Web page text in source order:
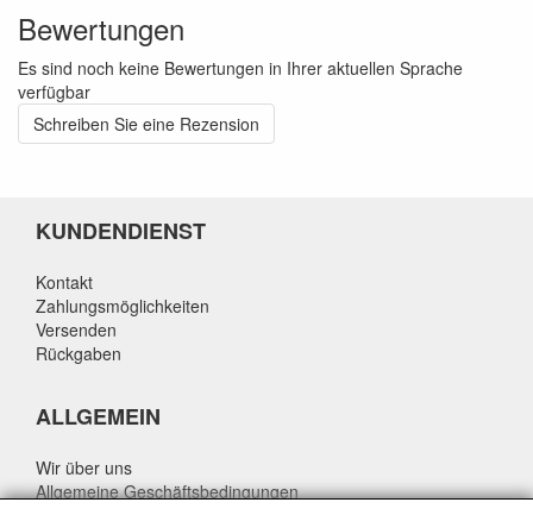
Bewertungen
Es sind noch keine Bewertungen in Ihrer aktuellen Sprache
verfügbar
Schreiben Sie eine Rezension
KUNDENDIENST
Kontakt
Zahlungsmöglichkeiten
Versenden
Rückgaben
ALLGEMEIN
Wir über uns
Allgemeine Geschäftsbedingungen